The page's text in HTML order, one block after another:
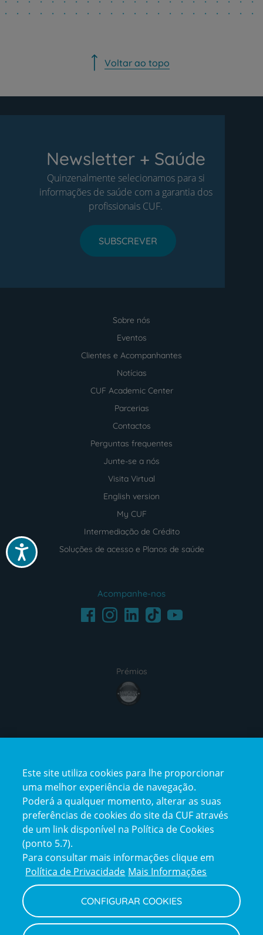
Acessibilidade
Voltar ao topo
Newsletter + Saúde
Quinzenalmente selecionamos para si
informações de saúde com a garantia dos
profissionais CUF.
SUBSCREVER
Sobre nós
Eventos
Clientes e Acompanhantes
Notícias
CUF Academic Center
Parcerias
Contactos
Perguntas frequentes
Junte-se a nós
Visita Virtual
English version
My CUF
Intermediação de Crédito
Soluções de acesso e Planos de saúde
Acompanhe-nos
FacebookInstagramLinkedInTikTokYoutube
Prémios
award4
certification2certification3
Reclamações
e
elogios
Política de Privacidade e Cookies
Este site utiliza cookies para lhe proporcionar
uma melhor experiência de navegação.
Poderá a qualquer momento, alterar as suas
preferências de cookies do site da CUF através
de um link disponível na Política de Cookies
(ponto 5.7).
Para consultar mais informações clique em
Política de Privacidade Mais Informações
CONFIGURAR COOKIES